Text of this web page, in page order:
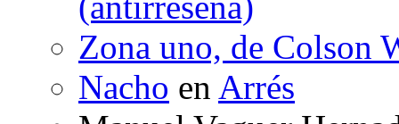
Zona uno, de Colson
Nacho en Arrés